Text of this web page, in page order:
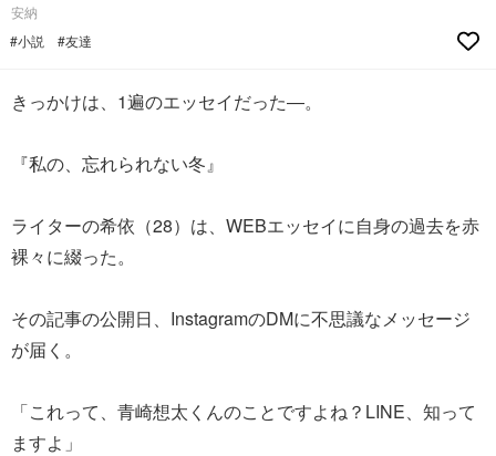
安納
#小説
#友達
きっかけは、1遍のエッセイだった―。
『私の、忘れられない冬』
ライターの希依（28）は、WEBエッセイに自身の過去を赤
裸々に綴った。
その記事の公開日、InstagramのDMに不思議なメッセージ
が届く。
「これって、青崎想太くんのことですよね？LINE、知って
ますよ」